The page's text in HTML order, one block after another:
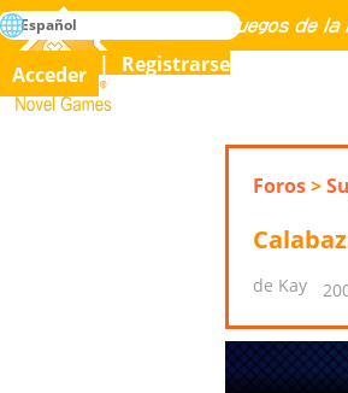
Novel Games
Maestría en todos los juegos de la historia de la
búsqueda
Acceder Registrarse
Español
Foros>
de Kay